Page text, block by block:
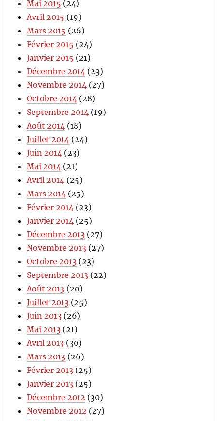
Mai 2015 (24)
Avril 2015 (19)
Mars 2015 (26)
Février 2015 (24)
Janvier 2015 (21)
Décembre 2014 (23)
Novembre 2014 (27)
Octobre 2014 (28)
Septembre 2014 (19)
Août 2014 (18)
Juillet 2014 (24)
Juin 2014 (23)
Mai 2014 (21)
Avril 2014 (25)
Mars 2014 (25)
Février 2014 (23)
Janvier 2014 (25)
Décembre 2013 (27)
Novembre 2013 (27)
Octobre 2013 (23)
Septembre 2013 (22)
Août 2013 (20)
Juillet 2013 (25)
Juin 2013 (26)
Mai 2013 (21)
Avril 2013 (30)
Mars 2013 (26)
Février 2013 (25)
Janvier 2013 (25)
Décembre 2012 (30)
Novembre 2012 (27)